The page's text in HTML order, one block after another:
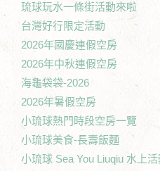
琉球玩水一條街活動來啦
台灣好行限定活動
2026年國慶連假空房
2026年中秋連假空房
海龜袋袋-2026
2026年暑假空房
小琉球熱門時段空房一覽
小琉球美食-長壽飯麵
小琉球 Sea You Liuqiu 水上活